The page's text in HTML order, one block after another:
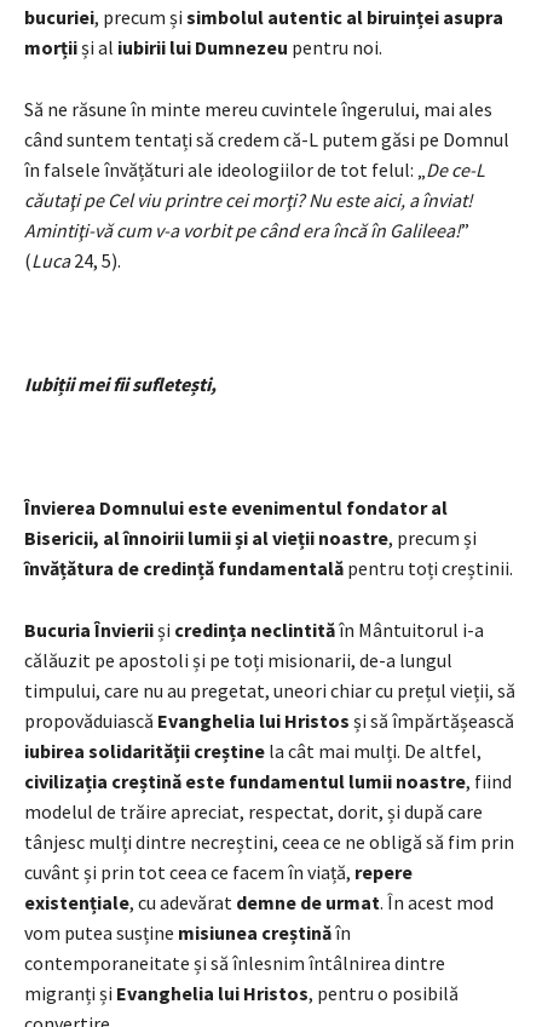
bucuriei, precum și simbolul autentic al biruinței asupra
morțiiși al iubirii lui Dumnezeu pentru noi.
Să ne răsune în minte mereu cuvintele îngerului, mai ales
când suntem tentați să credem că-L putem găsi pe Domnul
în falsele învățături ale ideologiilor de tot felul: „ De ce-L
căutaţi pe Cel viu printre cei morţi? Nu este aici, a înviat!
Amintiţi-vă cum v-a vorbit pe când era încă în Galileea!”
(Luca24, 5).
Iubiții mei fii sufletești,
Învierea Domnului este evenimentul fondator al
Bisericii, al înnoirii lumii și al vieții noastre, precum și
învățătura de credință fundamentală pentru toți creștinii.
Bucuria Învieriiși credința neclintităîn Mântuitorul i-a
călăuzit pe apostoli și pe toți misionarii, de-a lungul
timpului, care nu au pregetat, uneori chiar cu prețul vieții, să
propovăduiască Evanghelia lui Hristos și să împărtășească
iubirea solidarității creștine la cât mai mulți. De altfel,
civilizația creștină este fundamentul lumii noastre, fiind
modelul de trăire apreciat, respectat, dorit, și după care
tânjesc mulți dintre necreștini, ceea ce ne obligă să fim prin
cuvânt și prin tot ceea ce facem în viață, repere
existențiale, cu adevărat demne de urmat. În acest mod
vom putea susține misiunea creștinăîn
contemporaneitate și să înlesnim întâlnirea dintre
migranți și Evanghelia lui Hristos, pentru o posibilă